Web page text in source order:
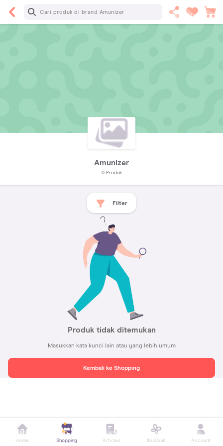
Amunizer
0Produk
Filter
Produk tidak ditemukan
Masukkan kata kunci lain atau yang lebih umum
Kembali ke Shopping
Home Shopping Articles IbuSibuk Account